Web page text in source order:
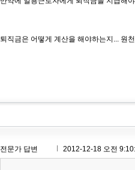
퇴직금은 어떻게 계산을 해야하는지... 원
전문가 답변 2012-12-18 오전